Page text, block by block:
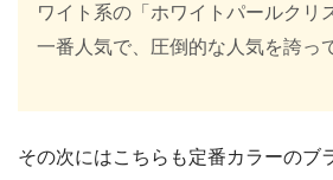
ワイト系の「ホワイトパールクリ
一番人気で、圧倒的な人気を誇っ
その次にはこちらも定番カラーのブ